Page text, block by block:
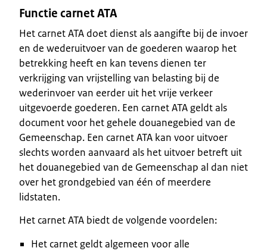
Functie carnet ATA
Het carnet ATA doet dienst als aangifte bij de invoer
en de wederuitvoer van de goederen waarop het
betrekking heeft en kan tevens dienen ter
verkrijging van vrijstelling van belasting bij de
wederinvoer van eerder uit het vrije verkeer
uitgevoerde goederen. Een carnet ATA geldt als
document voor het gehele douanegebied van de
Gemeenschap. Een carnet ATA kan voor uitvoer
slechts worden aanvaard als het uitvoer betreft uit
het douanegebied van de Gemeenschap al dan niet
over het grondgebied van één of meerdere
lidstaten.
Het carnet ATA biedt de volgende voordelen:
Het carnet geldt algemeen voor alle